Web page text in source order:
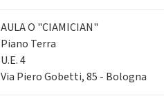
AULA O "CIAMICIAN"
Piano Terra
U.E. 4
Via Piero Gobetti, 85 - Bologna